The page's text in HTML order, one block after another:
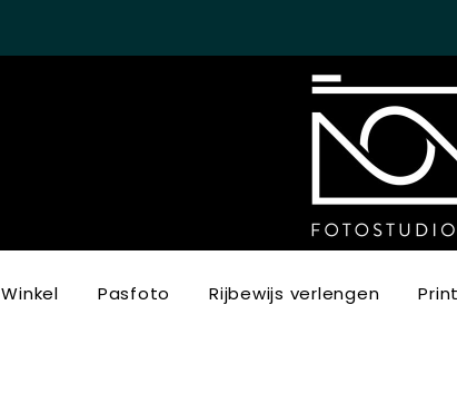
Winkel Pasfoto Rijbewijs verlengen